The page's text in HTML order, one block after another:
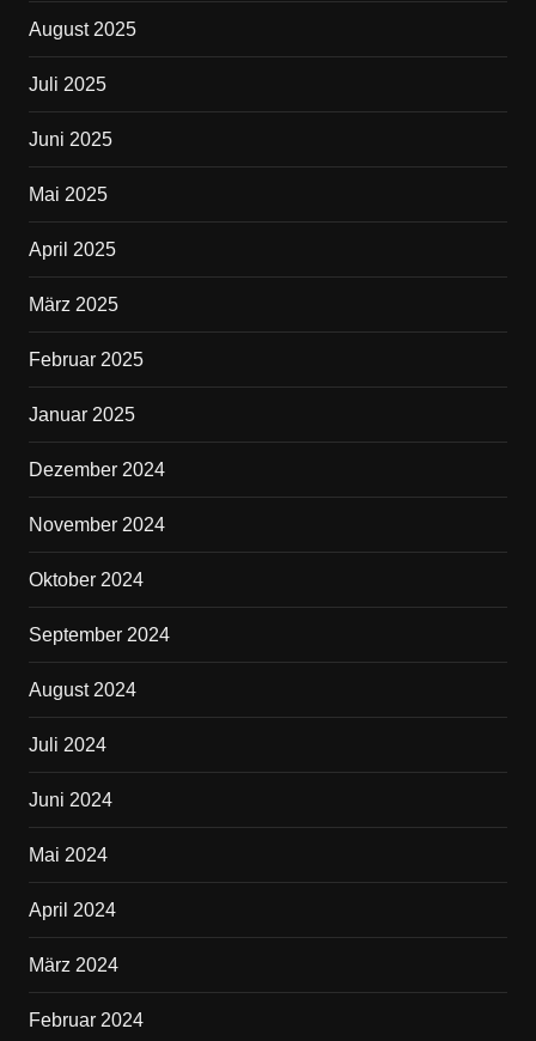
August 2025
Juli 2025
Juni 2025
Mai 2025
April 2025
März 2025
Februar 2025
Januar 2025
Dezember 2024
November 2024
Oktober 2024
September 2024
August 2024
Juli 2024
Juni 2024
Mai 2024
April 2024
März 2024
Februar 2024